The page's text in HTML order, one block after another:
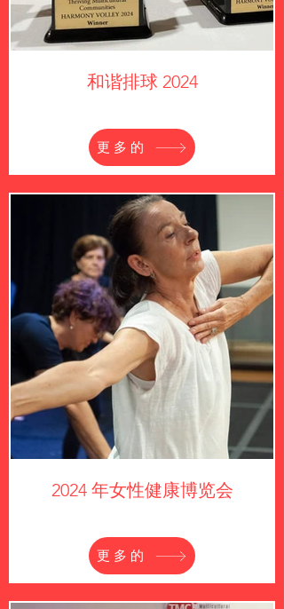
和谐排球 2024
2024 年女性健康博览会
更多的
更多的